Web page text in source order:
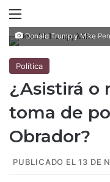
Donald Trump y Mike
Política
¿Asistirá o
toma de
Obrador?
PUBLICADO EL 13 DE